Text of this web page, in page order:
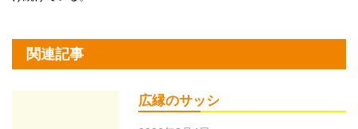
関連記事
広縁のサッシ